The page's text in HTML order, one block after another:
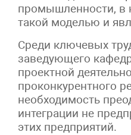
промышленности, в
такой моделью и
Среди ключевых
заведующего
проектной
проконкурентного
необходимость
интеграции не
этих предприятий.